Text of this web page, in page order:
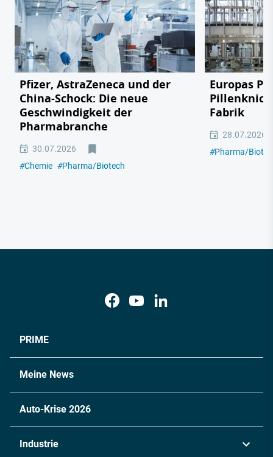
Pfizer, AstraZeneca und der
China-Schock: Die neue
Geschwindigkeit der
Pharmabranche
30.07.2026
#Chemie #Pharma/Biotech
Europas
Fabrik
28.07.2026
#Pharma/
PRIME
Meine News
Auto-Krise 2026
Industrie